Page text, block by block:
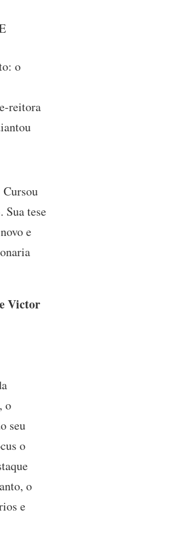
o
reitora
tese
e
Victor
o
seu
o
o
e